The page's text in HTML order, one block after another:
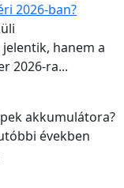
2026-ban?
hanem a
2026-ra...
akkumulátora?
években